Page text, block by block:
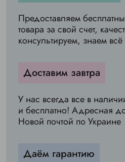
Предоставляем
товара за свой счет,
консультируем, знаем
Доставим завтра
У нас всегда все в
и бесплатно! Адресная
Новой почтой по Украине
Даём гарантию